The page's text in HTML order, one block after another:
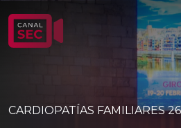
CARDIOPATÍAS FAMILIARES 26